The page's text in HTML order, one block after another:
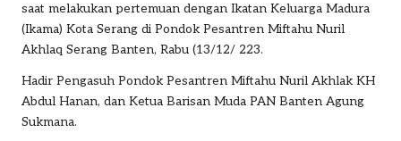
saat melakukan pertemuan dengan Ikatan Keluarga Madura
(Ikama) Kota Serang di Pondok Pesantren Miftahu Nuril
Akhlaq Serang Banten, Rabu (13/12/ 223.
Hadir Pengasuh Pondok Pesantren Miftahu Nuril Akhlak KH
Abdul Hanan, dan Ketua Barisan Muda PAN Banten Agung
Sukmana.